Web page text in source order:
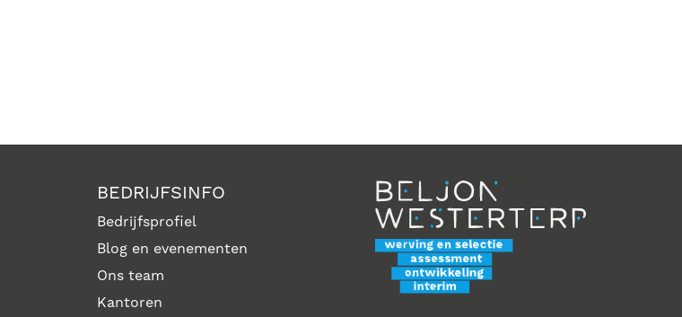
BEDRIJFSINFO
Bedrijfsprofiel
Blog en evenementen
Ons team
Kantoren